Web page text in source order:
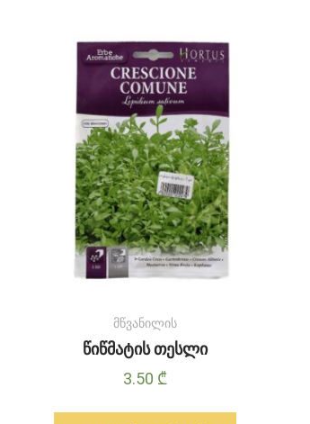
მწვანილის
წიწმატის თესლი
3.50 ₾